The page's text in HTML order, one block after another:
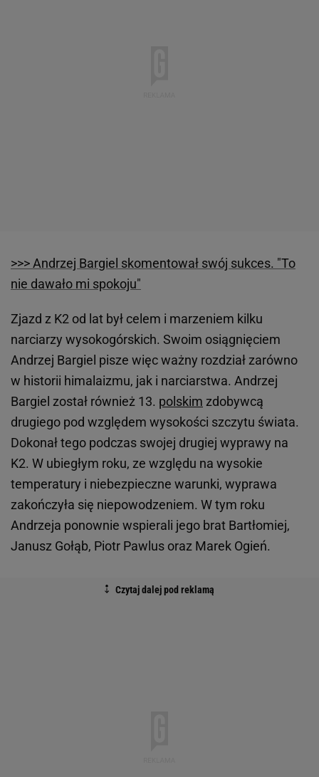
>>> Andrzej Bargiel skomentował swój sukces. "To
nie dawało mi spokoju"
Zjazd z K2 od lat był celem i marzeniem kilku
narciarzy wysokogórskich. Swoim osiągnięciem
Andrzej Bargiel pisze więc ważny rozdział zarówno
w historii himalaizmu, jak i narciarstwa. Andrzej
Bargiel został również 13. polskim zdobywcą
drugiego pod względem wysokości szczytu świata.
Dokonał tego podczas swojej drugiej wyprawy na
K2. W ubiegłym roku, ze względu na wysokie
temperatury i niebezpieczne warunki, wyprawa
zakończyła się niepowodzeniem. W tym roku
Andrzeja ponownie wspierali jego brat Bartłomiej,
Janusz Gołąb, Piotr Pawlus oraz Marek Ogień.